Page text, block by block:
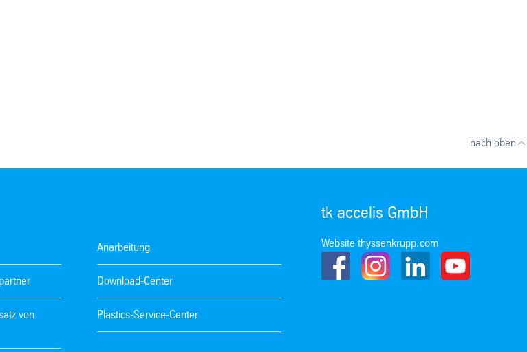
nach oben
von
Anarbeitung
Download-Center
Plastics-Service-Center
tk accelis GmbH
Website thyssenkrupp.com